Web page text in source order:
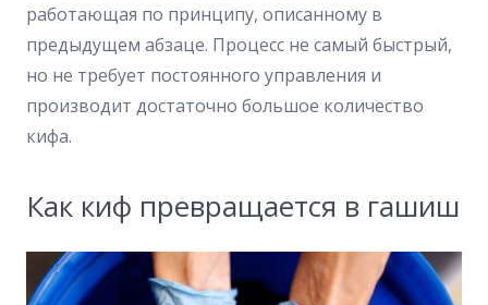
работающая по принципу, описанному в
предыдущем абзаце. Процесс не самый быстрый,
но не требует постоянного управления и
производит достаточно большое количество
кифа.
Как киф превращается в гашиш